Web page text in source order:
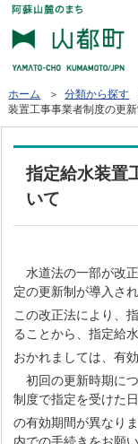
ホーム ＞分類から探す
装置工事事業者制度の更
指定給水装置
いて
水道法の一部が改
定の更新制が導入され
この改正法により、
ることから、指定給
おかれましては、有
初回の更新時期に
制度で指定を受けた
の有効期間が異なり
内での手続きをお願